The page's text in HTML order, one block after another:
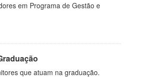
em Programa de Gestão e
que atuam na graduação.